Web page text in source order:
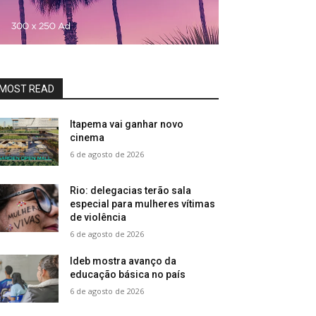
READ
Itapema vai ganhar novo
cinema
6 de agosto de 2026
Rio: delegacias terão sala
especial para mulheres vítimas
de violência
6 de agosto de 2026
Ideb mostra avanço da
educação básica no país
6 de agosto de 2026